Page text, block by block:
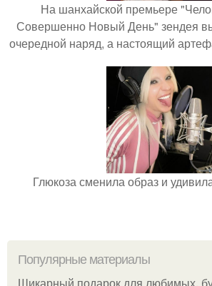
На шанхайской премьере
Совершенно Новый День" зендея
очередной наряд, а настоящий
Глюкоза сменила образ и
Популярные материалы
Шикарный подарок для любимых,